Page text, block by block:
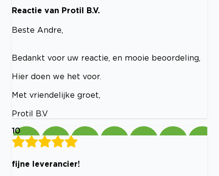
Reactie van Protil B.V.
Beste Andre,
Bedankt voor uw reactie, en mooie beoordeling,
Hier doen we het voor.
Met vriendelijke groet,
Protil B.V
10
fijne leverancier!